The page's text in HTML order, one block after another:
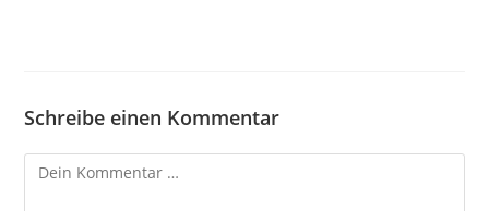
Schreibe einen Kommentar
Kommentar